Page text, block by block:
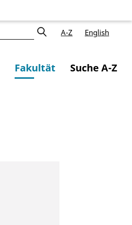
A-Z English
Fakultät Suche A-Z